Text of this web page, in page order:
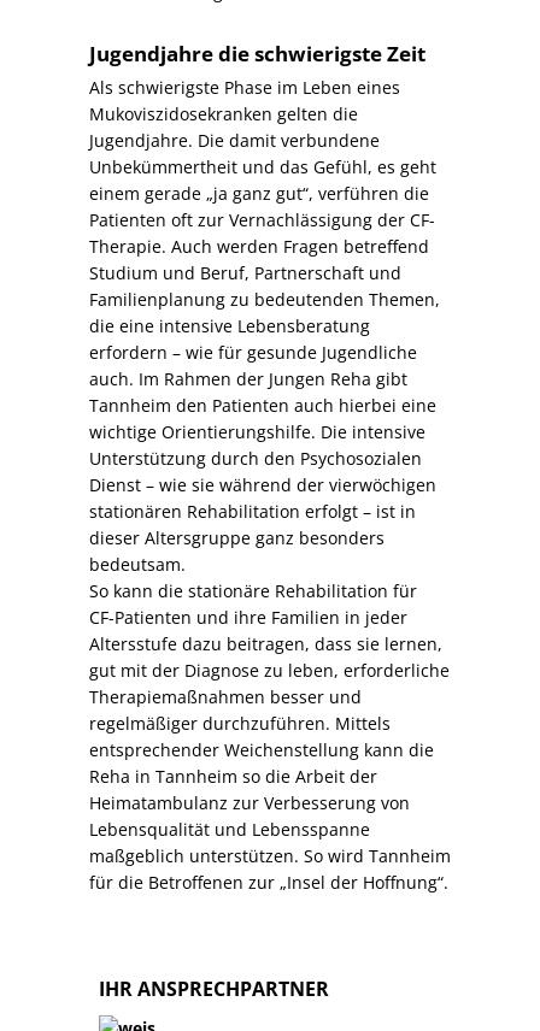
Jugendjahre die schwierigste Zeit
Als schwierigste Phase im Leben eines
Mukoviszidosekranken gelten die
Jugendjahre. Die damit verbundene
Unbekümmertheit und das Gefühl, es geht
einem gerade „ja ganz gut“, verführen die
Patienten oft zur Vernachlässigung der CF-
Therapie. Auch werden Fragen betreffend
Studium und Beruf, Partnerschaft und
Familienplanung zu bedeutenden Themen,
die eine intensive Lebensberatung
erfordern – wie für gesunde Jugendliche
auch. Im Rahmen der Jungen Reha gibt
Tannheim den Patienten auch hierbei eine
wichtige Orientierungshilfe. Die intensive
Unterstützung durch den Psychosozialen
Dienst – wie sie während der vierwöchigen
stationären Rehabilitation erfolgt – ist in
dieser Altersgruppe ganz besonders
bedeutsam.
So kann die stationäre Rehabilitation für
CF-­Patienten und ihre Familien in jeder
Altersstufe dazu beitragen, dass sie lernen,
gut mit der Diagnose zu leben, erforderliche
Therapiemaßnahmen besser und
regelmäßiger durchzuführen. Mittels
entsprechender Weichenstellung kann die
Reha in Tannheim so die Arbeit der
Heimatambulanz zur Verbesserung von
Lebensqualität und Lebensspanne
maßgeblich unterstützen. So wird Tannheim
für die Betroffenen zur „Insel der Hoffnung“.
IHR ANSPRECHPARTNER